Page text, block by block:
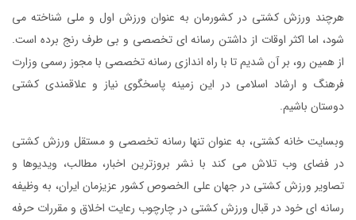
هرچند ورزش کشتی در کشورمان به عنوان ورزش اول و ملی شناخته می
شود، اما اکثر اوقات از داشتن رسانه ای تخصصی و بی طرف رنج برده است.
از همین رو، بر آن شدیم تا با راه اندازی رسانه تخصصی با مجوز رسمی وزارت
فرهنگ و ارشاد اسلامی در این زمینه پاسخگوی نیاز و علاقمندی کشتی
دوستان باشیم.
وبسایت خانه کشتی، به عنوان تنها رسانه تخصصی و مستقل ورزش کشتی
در فضای وب تلاش می کند با نشر بروزترین اخبار، مطالب، ویدیوها و
تصاویر ورزش کشتی در جهان علی الخصوص کشور عزیزمان ایران، به وظیفه
رسانه ای خود در قبال ورزش کشتی در چارچوب رعایت اخلاق و مقررات حرفه